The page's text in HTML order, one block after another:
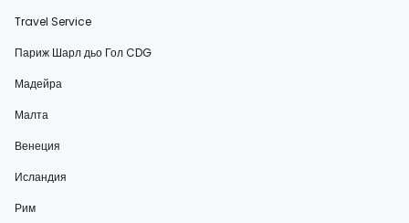
Travel Service
Париж Шарл дьо Гол CDG
Мадейра
Малта
Венеция
Исландия
Рим